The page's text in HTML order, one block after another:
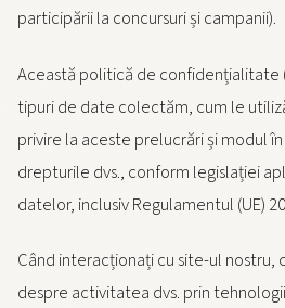
participării la concursuri și campanii).
Această politică de confidențialitate
tipuri de date colectăm, cum le
privire la aceste prelucrări și modul
drepturile dvs., conform legislației
datelor, inclusiv Regulamentul (UE)
Când interacționați cu site-ul
despre activitatea dvs. prin